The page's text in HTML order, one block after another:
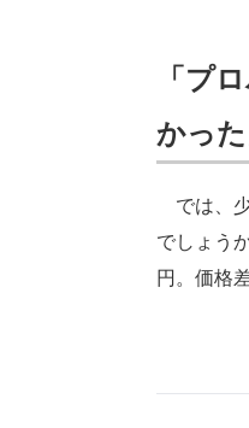
「プ
かっ
では、
でしょう
円。価格